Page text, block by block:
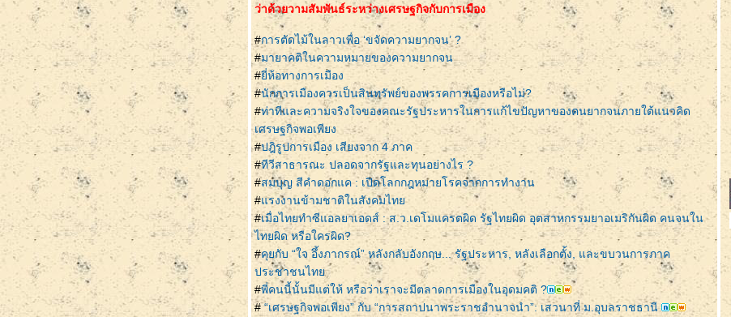
ว่าด้วยวามสัมพันธ์ระหว่างเศรษฐกิจกับการเมือง
#การตัดไม้ในลาวเพื่อ ‘ขจัดความยากจน’ ?
#มายาคติในความหมายของความยากจน
#ี่ห้อทางการเมือง
#นักการเมืองควรเป็นสินทรัพย์ของพรรคการเมืองหรือไม่?
#ท่าทีและความจริงใจของคณะรัฐประหารในการแก้ไขปัญหาของคนยากจนภายใต้แนวคิด
เศรษฐกิจพอเพียง
#ปฎิรูปการเมือง เสียงจาก 4 ภาค
#ทีวีสาธารณะ ปลอดจากรัฐและทุนอย่างไร ?
#สมบุญ สีคำดอกแค : เปิดโลกกฎหมายโรคจากการทำงาน
#รงงานข้ามชาติในสังคมไท
#เมื่อไทยทำซีแอลยาเอดส์ : ส.ว.เดโมแครตผิด รัฐไทยผิด อุตสาหกรรมยาอเมริกันผิด คนจนใน
ไทยผิด หรือใครผิด?
#คุยกับ “ใจ อึ้งภากรณ์” หลังกลับอังกฤษ... รัฐประหาร, หลังเลือกตั้ง, และขบวนการภาค
ประชาชนไท
#พี่คนนี้นั้นมีแต่ให้ หรือว่าเราจะมีตลาดการเมืองในอุดมคติ ?
#“เศรษฐกิจพอเพียง” กับ “การสถาปนาพระราชอำนาจนำ”: เสวนาที่ ม.อุบลราชธานี